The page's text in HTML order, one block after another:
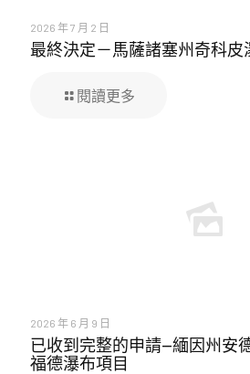
2026 年 7 月 2 日
最終決定－馬薩諸塞州奇科皮
閱讀更多
2026 年 6 月 9 日
已收到完整的申請—緬因州安
福德瀑布項目